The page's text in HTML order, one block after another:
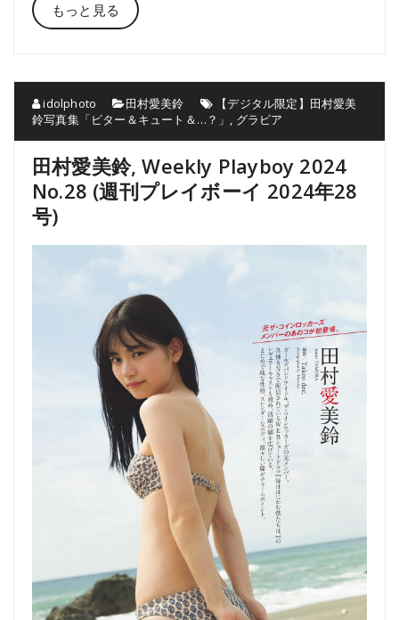
もっと見る
idolphoto 田村愛美鈴
【デジタル限定】田村愛美
鈴写真集「ビター＆キュート＆…？」 , グラビア
田村愛美鈴, Weekly Playboy 2024
No.28 (週刊プレイボーイ 2024年28
号)